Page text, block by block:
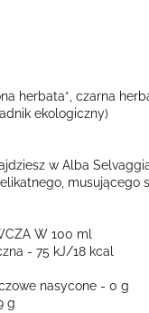
herbata*, czarna
ekologiczny)
w Alba
musującego
W 100 ml
- 75 kJ/18 kcal
nasycone - 0 g
g